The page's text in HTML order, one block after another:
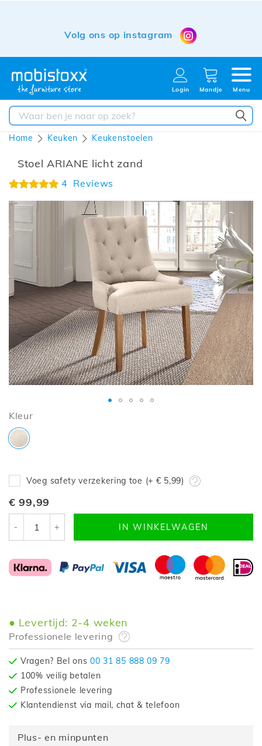
Volg ons op instagram
Login Mandje Menu
Home Keuken Keukenstoelen
Stoel ARIANE licht zand
Waardering:
100%
4 Reviews
Ga
naar
het
einde
de
afbeeldingen-
gallerij
Ga
naar
het
begin
de
gallerij
Kleur
Voeg safety verzekering toe (+ € 5,99)
€ 99,99
- + IN WINKELWAGEN
Levertijd: 2-4 weken
Professionele levering
Vragen? Bel ons00 31 85 888 09 79
100% veilig betalen
Professionele levering
Klantendienst via mail, chat & telefoon
Plus- en minpunten